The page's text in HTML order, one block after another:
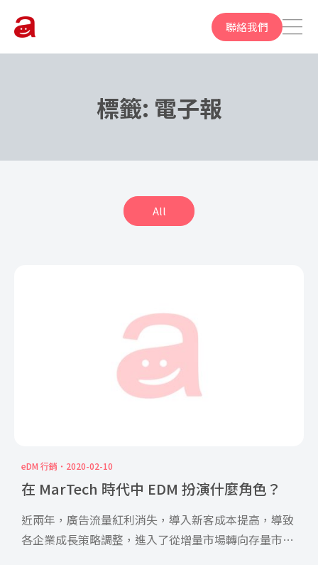
聯絡我們
標籤: 電子報
All
eDM 行銷 2020-02-10
在 MarTech 時代中 EDM 扮演什麼角色？
近兩年，廣告流量紅利消失，導入新客成本提高，導致
各企業成長策略調整，進入了從增量市場轉向存量市場